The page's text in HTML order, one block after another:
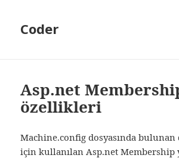
Coder
Asp.net
özellikleri
Machine.config dosyasında
için kullanılan Asp.net Membership